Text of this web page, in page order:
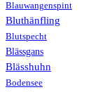
Blauwangenspint
Bluthänfling
Blutspecht
Blässgans
Blässhuhn
Bodensee